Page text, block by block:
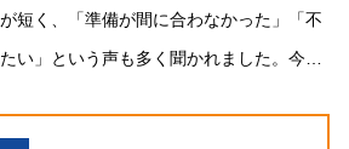
短く、「準備が間に合わなかった」「不
い」という声も多く聞かれました。今回